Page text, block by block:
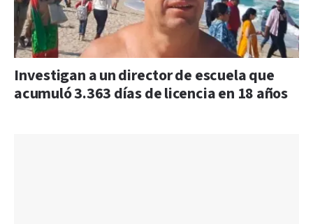
Investigan a un director de escuela que
acumuló 3.363 días de licencia en 18 años